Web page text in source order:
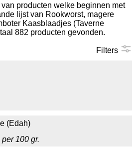
producten welke beginnen met
lijst van Rookworst, magere
Kaasblaadjes (Taverne
882 producten gevonden.
Filters
(Edah)
100 gr.